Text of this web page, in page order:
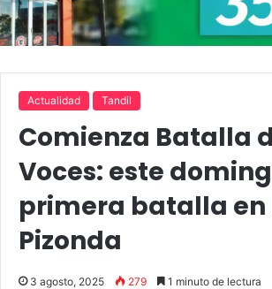
Actualidad Tandil
Comienza Batalla
Voces: este
primera batalla en
Pizonda
3 agosto, 2025 279 1 minuto de lectura